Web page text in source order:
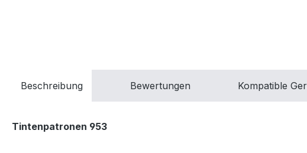
Beschreibung Bewertungen Kompatible
Tintenpatronen 953